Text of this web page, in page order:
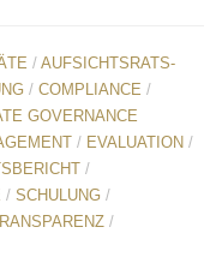
/ AUFSICHTSRATS-
/ COMPLIANCE /
GOVERNANCE
/ EVALUATION /
/
/ SCHULUNG /
/